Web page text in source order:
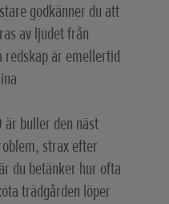
godkänner du att
av ljudet från
redskap är emellertid
är buller den näst
strax efter
du betänker hur ofta
trädgården löper